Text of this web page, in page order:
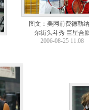
图文：美网前费德勒
尔街头斗秀 巨星合
2006-08-25 11:08